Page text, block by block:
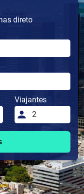
direto
Viajantes